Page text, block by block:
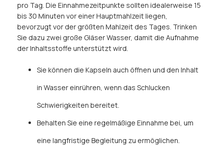
pro Tag. Die Einnahmezeitpunkte sollten idealerweise 15
bis 30 Minuten vor einer Hauptmahlzeit liegen,
bevorzugt vor der größten Mahlzeit des Tages. Trinken
Sie dazu zwei große Gläser Wasser, damit die Aufnahme
der Inhaltsstoffe unterstützt wird.
Sie können die Kapseln auch öffnen und den Inhalt
in Wasser einrühren, wenn das Schlucken
Schwierigkeiten bereitet.
Behalten Sie eine regelmäßige Einnahme bei, um
eine langfristige Begleitung zu ermöglichen.